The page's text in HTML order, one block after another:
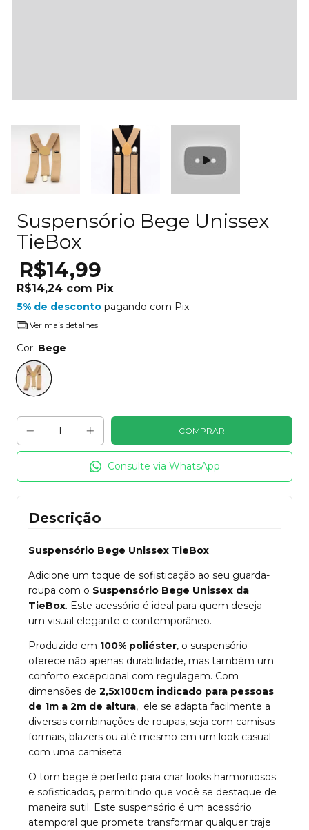
Suspensório Bege Unissex
TieBox
R$14,99
R$14,24 com Pix
5% de desconto pagando com Pix
Ver mais detalhes
Cor: Bege
Consulte via WhatsApp
Descrição
Suspensório Bege Unissex TieBox
Adicione um toque de sofisticação ao seu guarda-
roupa com o Suspensório Bege Unissex da
TieBox. Este acessório é ideal para quem deseja
um visual elegante e contemporâneo.
Produzido em 100% poliéster, o suspensório
oferece não apenas durabilidade, mas também um
conforto excepcional com regulagem. Com
dimensões de 2,5x100cm indicado para pessoas
de 1m a 2m de altura, ele se adapta facilmente a
diversas combinações de roupas, seja com camisas
formais, blazers ou até mesmo em um look casual
com uma camiseta.
O tom bege é perfeito para criar looks harmoniosos
e sofisticados, permitindo que você se destaque de
maneira sutil. Este suspensório é um acessório
atemporal que promete transformar qualquer traje